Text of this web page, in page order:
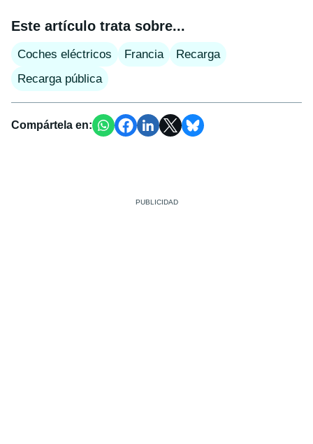
Este artículo trata sobre...
Coches eléctricos Francia
Recarga
Recarga pública
Compártela en: